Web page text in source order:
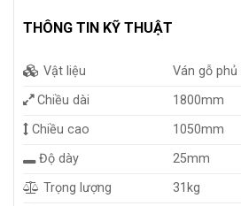
THÔNG TIN KỸ THUẬT
Vật liệu
Ván gỗ
Chiều dài
1800mm
Chiều cao
1050mm
Độ dày
25mm
Trọng lượng
31kg